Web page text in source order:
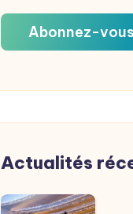
Actualités
Beau